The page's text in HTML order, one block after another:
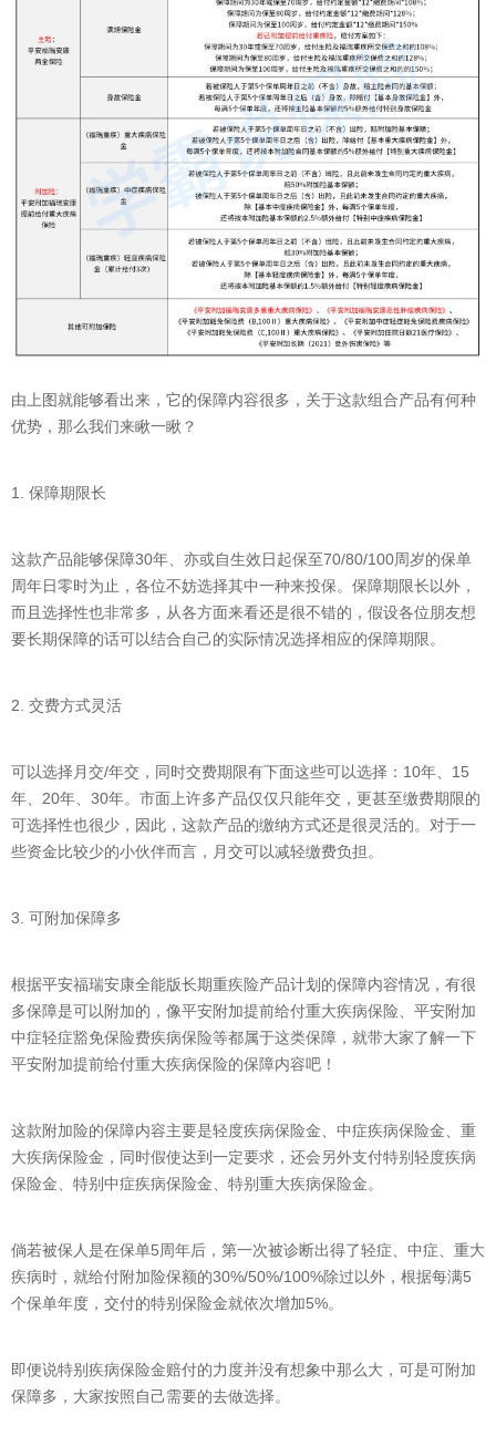
由上图就能够看出来，它的保障内容很多，关于这款组合产品有何种
优势，那么我们来瞅一瞅？
1. 保障期限长
这款产品能够保障30年、亦或自生效日起保至70/80/100周岁的保单
周年日零时为止，各位不妨选择其中一种来投保。保障期限长以外，
而且选择性也非常多，从各方面来看还是很不错的，假设各位朋友想
要长期保障的话可以结合自己的实际情况选择相应的保障期限。
2. 交费方式灵活
可以选择月交/年交，同时交费期限有下面这些可以选择：10年、15
年、20年、30年。市面上许多产品仅仅只能年交，更甚至缴费期限的
可选择性也很少，因此，这款产品的缴纳方式还是很灵活的。对于一
些资金比较少的小伙伴而言，月交可以减轻缴费负担。
3. 可附加保障多
根据平安福瑞安康全能版长期重疾险产品计划的保障内容情况，有很
多保障是可以附加的，像平安附加提前给付重大疾病保险、平安附加
中症轻症豁免保险费疾病保险等都属于这类保障，就带大家了解一下
平安附加提前给付重大疾病保险的保障内容吧！
这款附加险的保障内容主要是轻度疾病保险金、中症疾病保险金、重
大疾病保险金，同时假使达到一定要求，还会另外支付特别轻度疾病
保险金、特别中症疾病保险金、特别重大疾病保险金。
倘若被保人是在保单5周年后，第一次被诊断出得了轻症、中症、重大
疾病时，就给付附加险保额的30%/50%/100%除过以外，根据每满5
个保单年度，交付的特别保险金就依次增加5%。
即便说特别疾病保险金赔付的力度并没有想象中那么大，可是可附加
保障多，大家按照自己需要的去做选择。